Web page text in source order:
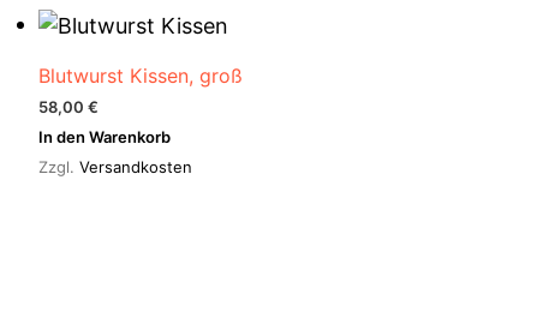
Blutwurst Kissen, groß
58,00 €
In den Warenkorb
Zzgl. Versandkosten